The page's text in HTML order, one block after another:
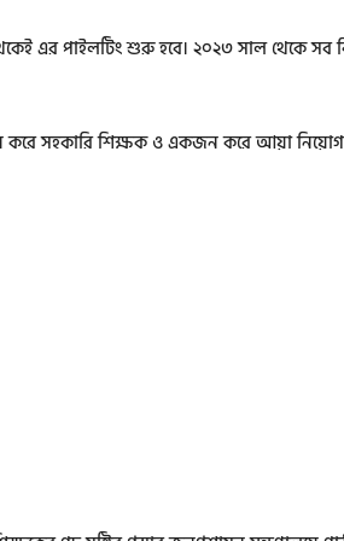
এর পাইলটিং শুরু হবে। ২০২৩ সাল থেকে সব
সহকারি শিক্ষক ও একজন করে আয়া নিয়োগ